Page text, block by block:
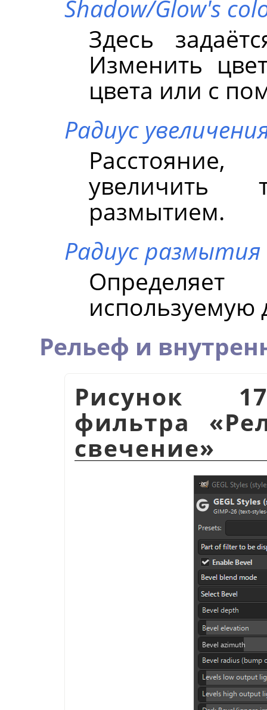
Shadow/Glow's
Здесь
Изменить
цвета или с
Радиус
увеличить
размытием.
Радиус
используемую
Рельеф и
Рисунок
фильтра «
свечение»